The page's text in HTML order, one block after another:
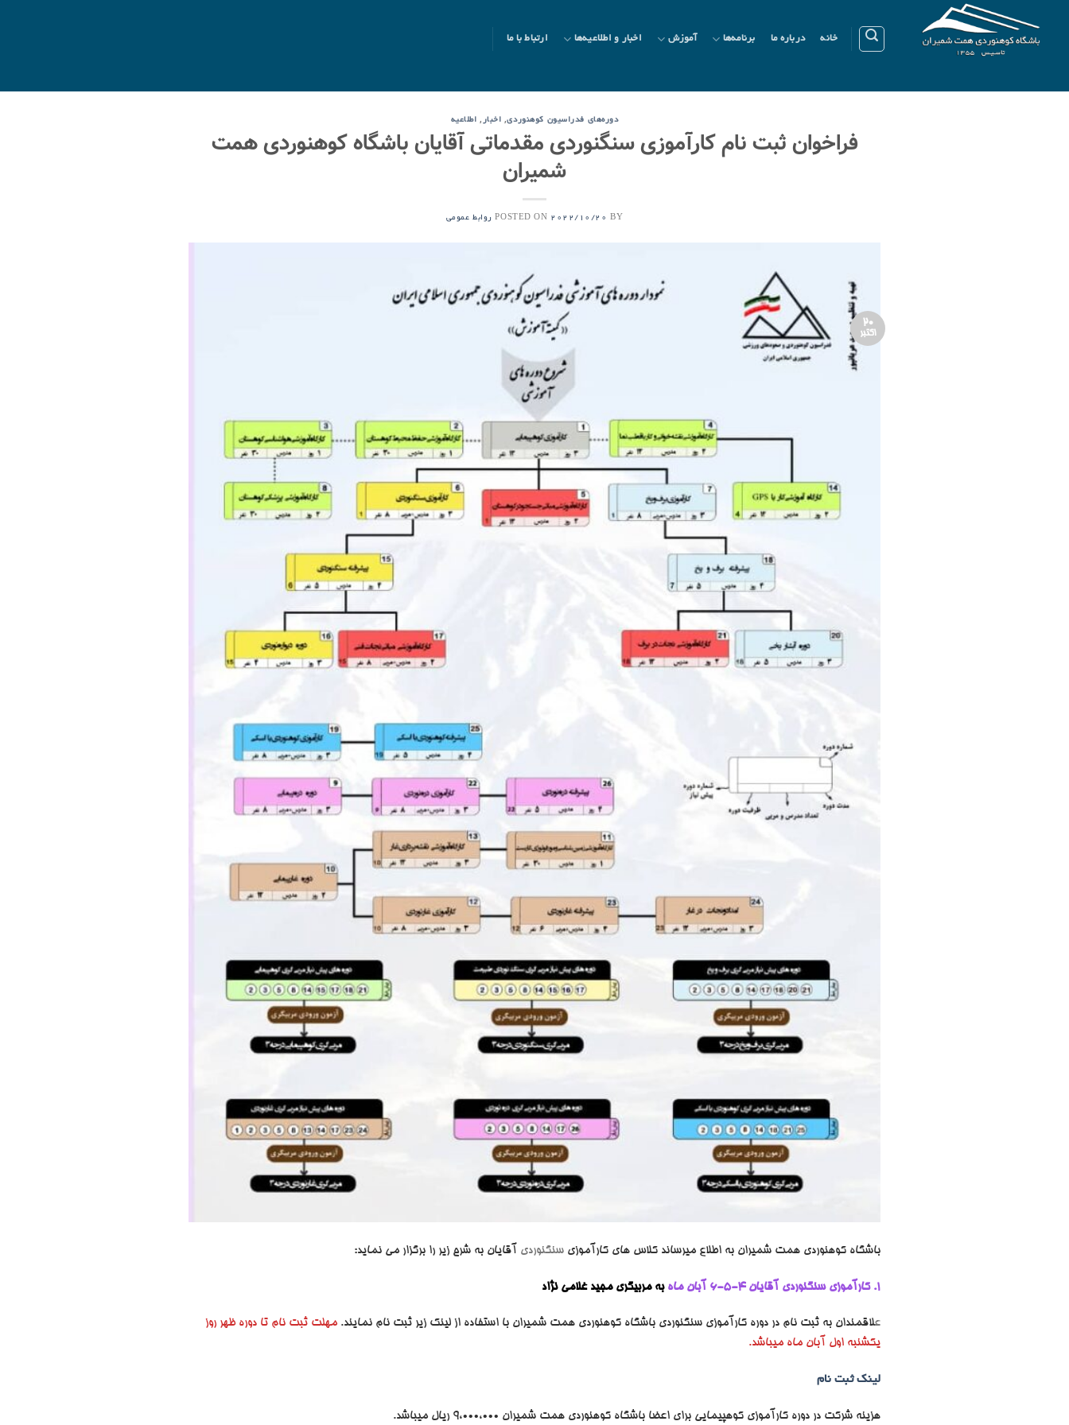
content
خانه درباره ما برنامه‌ها آموزش اخبار و اطلاعیه‌ها ارتباط با ما
دوره‌های فدراسیون کوهنوردی, اخبار , اطلاعیه
فراخوان ثبت نام کارآموزی سنگنوردی مقدماتی آقایان باشگاه کوهنوردی همت
شمیران
POSTED ON 2022/10/20 BY روابط عمومی
20
اکتبر
باشگاه کوهنوردی همت شمیران به اطلاع میرساند کلاس های کارآموزی سنگنوردی آقایان به شرح زیر را برگزار می نماید:
۱. کارآموزی سنگنوردی آقایان 4-5-6 آبان ماه به مربیگری مجید غلامی نژاد
علاقمندان به ثبت نام در دوره کارآموزی سنگنوردی باشگاه کوهنوردی همت شمیران با استفاده از لینک زیر ثبت نام نمایند. مهلت ثبت نام تا دوره ظهر روز
یکشنبه اول آبان ماه میباشد.
لینک ثبت نام
هزینه شرکت در دوره کارآموزی کوهپیمایی برای اعضا باشگاه کوهنوردی همت شمیران 9،000،000 ریال میباشد.